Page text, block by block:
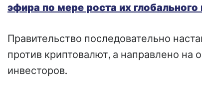
эфира по мере роста их глобального
Правительство последовательно
против криптовалют, а направлено на
инвесторов.